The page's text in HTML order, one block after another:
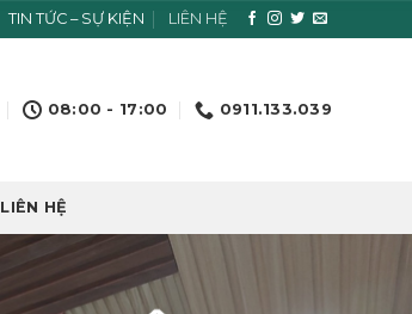
TIN TỨC – SỰ KIỆN LIÊN HỆ
08:00 - 17:00 0911.133.039
LIÊN HỆ